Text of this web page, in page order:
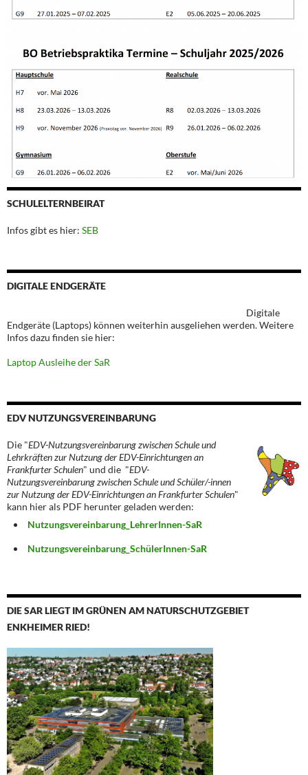
SCHULELTERNBEIRAT
Infos gibt es hier: SEB
DIGITALE ENDGERÄTE
Digitale
Endgeräte (Laptops) können weiterhin ausgeliehen werden. Weitere
Infos dazu finden sie hier:
Laptop Ausleihe der SaR
EDV NUTZUNGSVEREINBARUNG
Die "EDV-Nutzungsvereinbarung zwischen Schule und
Lehrkräften zur Nutzung der EDV-Einrichtungen an
Frankfurter Schulen" und die "EDV-
Nutzungsvereinbarung zwischen Schule und Schüler/-innen
zur Nutzung der EDV-Einrichtungen an Frankfurter Schulen"
kann hier als PDF herunter geladen werden:
Nutzungsvereinbarung_LehrerInnen-SaR
Nutzungsvereinbarung_SchülerInnen-SaR
DIE SAR LIEGT IM GRÜNEN AM NATURSCHUTZGEBIET
ENKHEIMER RIED!